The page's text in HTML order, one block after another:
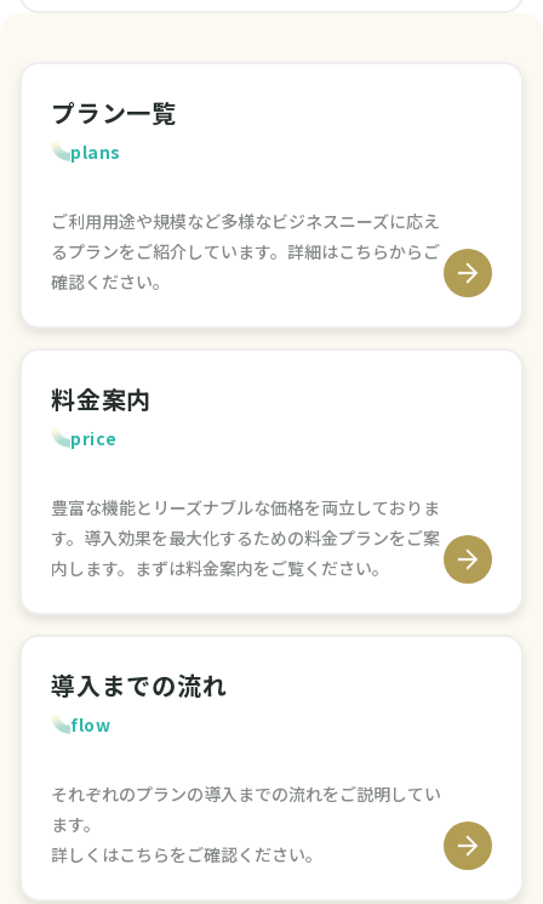
プラン一覧
plans
ご利用用途や規模など多様なビジネスニーズに応え
るプランをご紹介しています。詳細はこちらからご
確認ください。
料金案内
price
豊富な機能とリーズナブルな価格を両立しておりま
す。導入効果を最大化するための料金プランをご案
内します。まずは料金案内をご覧ください。
導入までの流れ
flow
それぞれのプランの導入までの流れをご説明してい
ます。
詳しくはこちらをご確認ください。